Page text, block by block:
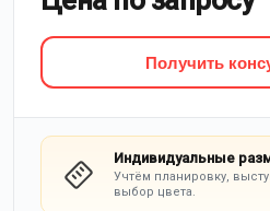
Получить
Индивидуальные
Учтём планировку,
выбор цвета.